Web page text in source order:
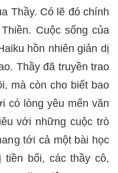
Thầy. Có lẽ đó chính
Cuộc sống của
hồn nhiên giản dị
Thầy đã truyền trao
mà còn cho biết bao
có lòng yêu mến văn
với những cuộc trò
tới cả một bài học
bối, các thầy cô,